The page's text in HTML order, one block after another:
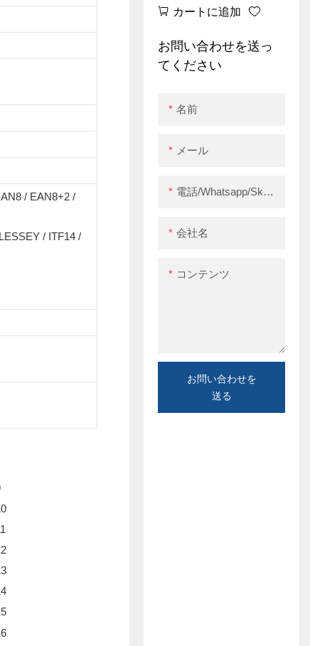
ターZy3310 iOS
Android 80mmバー
コードサーマルプリ
カートに追加
お問い合わせを送っ
てください
名前
メール
電話/whatsapp/skype
会社名
コンテンツ
お問い合わせを
送る
/ EAN8+2 /
/ ITF14 /